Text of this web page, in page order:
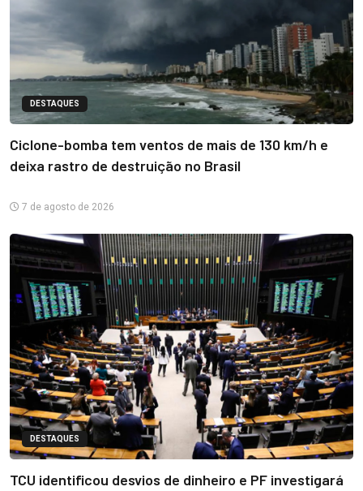
DESTAQUES
Ciclone-bomba tem ventos de mais de 130 km/h e
deixa rastro de destruição no Brasil
7 de agosto de 2026
DESTAQUES
TCU identificou desvios de dinheiro e PF investigará